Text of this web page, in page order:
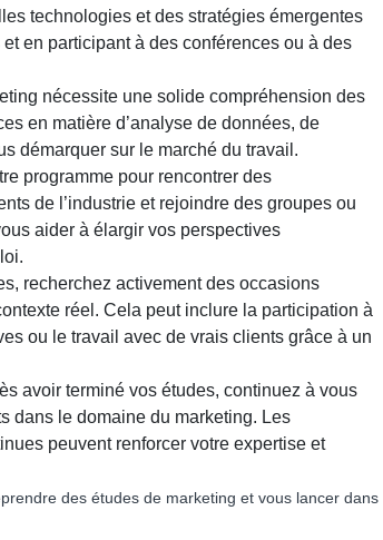
technologies et des stratégies émergentes
en participant à des conférences ou à des
nécessite une solide compréhension des
en matière d’analyse de données, de
démarquer sur le marché du travail.
programme pour rencontrer des
de l’industrie et rejoindre des groupes ou
aider à élargir vos perspectives
recherchez activement des occasions
réel. Cela peut inclure la participation à
ou le travail avec de vrais clients grâce à un
avoir terminé vos études, continuez à vous
dans le domaine du marketing. Les
peuvent renforcer votre expertise et
des études de marketing et vous lancer dans